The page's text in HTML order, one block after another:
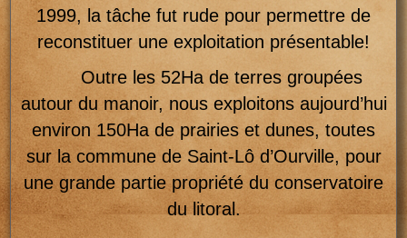
1999, la tâche fut rude pour permettre de
reconstituer une exploitation présentable!
Outre les 52Ha de terres groupées
autour du manoir, nous exploitons aujourd’hui
environ 150Ha de prairies et dunes, toutes
sur la commune de Saint-Lô d’Ourville, pour
une grande partie propriété du conservatoire
du litoral.